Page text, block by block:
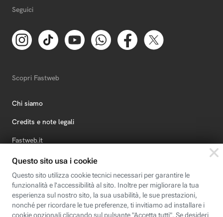
Seguici
Scopri Fastweb
Chi siamo
Credits e note legali
Fastweb.it
Formazione
Fastweb Digital Academy
STEP FuturAbility District